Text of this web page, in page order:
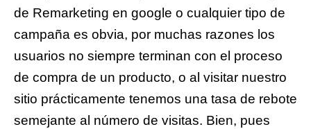
de Remarketing en google o cualquier tipo de
campaña es obvia, por muchas razones los
usuarios no siempre terminan con el proceso
de compra de un producto, o al visitar nuestro
sitio prácticamente tenemos una tasa de rebote
semejante al número de visitas. Bien, pues